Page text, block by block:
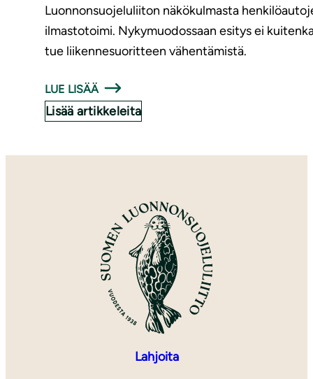
Luonnonsuojeluliiton näkökulmasta
ilmastotoimi. Nykymuodossaan esitys ei
tue liikennesuoritteen vähentämistä.
LUE LISÄÄ
Lisää artikkeleita
Lahjoita